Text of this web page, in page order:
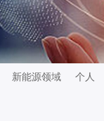
新能源领域 个人